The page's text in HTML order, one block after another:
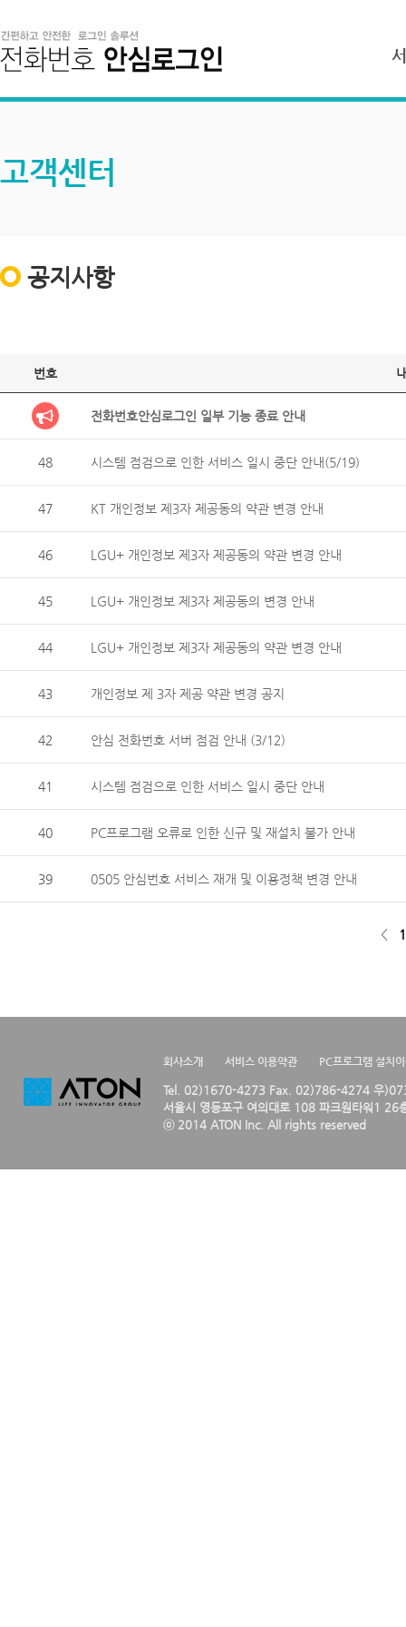
고객센터
공지사항
번호
전화번호안심로그인 일부 기능 종료 안내
48 시스템 점검으로 인한 서비스 일시 중단 안내(5/19)
47 KT 개인정보 제3자 제공동의 약관 변경 안내
46 LGU+ 개인정보 제3자 제공동의 약관 변경 안내
45 LGU+ 개인정보 제3자 제공동의 변경 안내
44 LGU+ 개인정보 제3자 제공동의 약관 변경 안내
43 개인정보 제 3자 제공 약관 변경 공지
42 안심 전화번호 서버 점검 안내 (3/12)
41 시스템 점검으로 인한 서비스 일시 중단 안내
40 PC프로그램 오류로 인한 신규 및 재설치 불가 안내
39 0505 안심번호 서비스 재개 및 이용정책 변경 안내
< 1
회사소개 서비스 이용약관 PC프로그램 설치
Tel. 02)1670-4273 Fax. 02)786-4274 우
서울시 영등포구 여의대로 108 파크원타워1 26
ⓒ 2014 ATON Inc. All rights reserved